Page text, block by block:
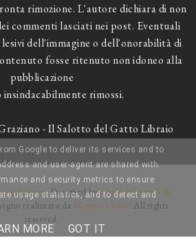
rimozione. L'autore dichiara di non
commenti lasciati nei post. Eventuali
dell'immagine o dell'onorabilità di
fosse ritenuto non idoneo alla
pubblicazione
rimossi.
- Il Salotto del Gatto Libraio
Libraio. Designed byCatnip Design | Be
realizzato da Momo's Dream All rights
reserved.
Google to deliver its services and to
and user-agent are shared with
and security metrics to ensure
usage statistics, and to detect and
MORE GOT IT